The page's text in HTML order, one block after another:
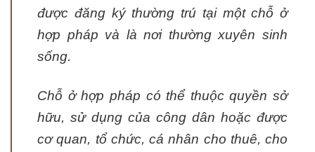
được đăng ký thường trú tại một chỗ ở
hợp pháp và là nơi thường xuyên sinh
sống.
Chỗ ở hợp pháp có thể thuộc quyền sở
hữu, sử dụng của công dân hoặc được
cơ quan, tổ chức, cá nhân cho thuê, cho